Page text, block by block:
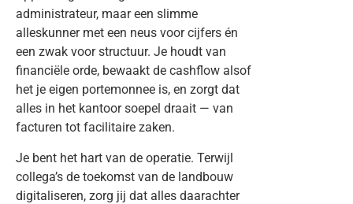
administrateur, maar een slimme
alleskunner met een neus voor cijfers én
een zwak voor structuur. Je houdt van
financiële orde, bewaakt de cashflow alsof
het je eigen portemonnee is, en zorgt dat
alles in het kantoor soepel draait — van
facturen tot facilitaire zaken.
Je bent het hart van de operatie. Terwijl
collega’s de toekomst van de landbouw
digitaliseren, zorg jij dat alles daarachter